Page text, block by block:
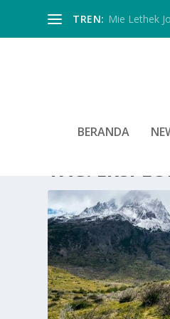
TREN: Mie Lethek
BERANDA
TAG: